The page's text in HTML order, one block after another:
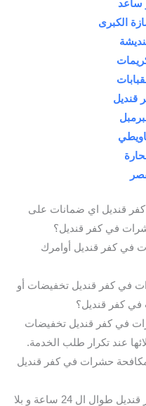
ساعد
الكبرى
قنديل
قنديل اي ضمانات على
في كفر قنديل؟
في كفر قنديل أوامرك
في كفر قنديل تخفيضات أو
كفر قنديل؟
في كفر قنديل تخفيضات
عند تكرار طلب الخدمة.
حشرات في كفر قنديل
تعمل شركة مكافحة حشرات في كفر قنديل طوال ال 24 ساعة و بلا